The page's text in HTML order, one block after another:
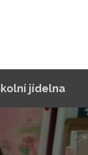
jídelna